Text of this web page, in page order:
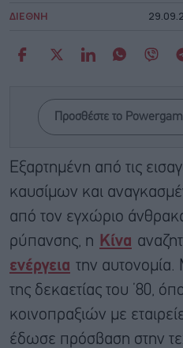
ΔΙΕΘΝΗ
Προσθέστε το
Εξαρτημένη από τις
καυσίμων και
από τον εγχώριο
ρύπανσης, η
Κίνα
ενέργεια την
της δεκαετίας του ’80,
κοινοπραξιών με
έδωσε πρόσβαση στην